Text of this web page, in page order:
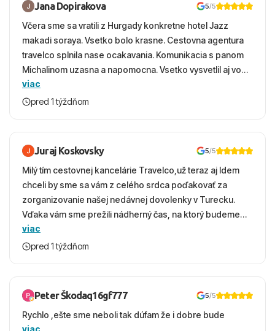
Jana Dopirakova 5/5
Včera sme sa vratili z Hurgady konkretne hotel Jazz
makadi soraya. Vsetko bolo krasne. Cestovna agentura
travelco splnila nase ocakavania. Komunikacia s panom
Michalinom uzasna a napomocna. Vsetko vysvetlil aj vo
vecernych hodinach zaco sa ospravedlnujem. Hotel
krasny, cisty. Sluzby top. Strava, prostredie, more,
viac
pred 1 týždňom
Juraj Koskovsky 5/5
Milý tím cestovnej kancelárie Travelco,už teraz aj Idem
chceli by sme sa vám z celého srdca poďakovať za
zorganizovanie našej nedávnej dovolenky v Turecku.
Vďaka vám sme prežili nádherný čas, na ktorý budeme
ešte dlho s úsmevom spomínať. ​Všetko prebehlo
absolútne hladko – od prvotného výberu zájazdu, cez
bola to trefa do čierneho! ​Čo nás dostalo najviac: ​Skvelé
služby a personál: Vždy usmievaví, ochotní a starostliví
ľudia. ​Gastro zážitok: Výborné, pestré a čerstvé jedlo
viac
pred 1 týždňom
Peter Škodaq16gf777 5/5
Rychlo ,ešte sme neboli tak dúfam že i dobre bude
viac